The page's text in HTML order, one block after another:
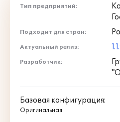
защиты
Управление ФХД
рабочих мест;
программной
· Лицензионное
регистрационная
Тип предприятий:
Подходит для стран:
Актуальный релиз:
Разработчик:
Базовая конфигурация:
Оригинальная